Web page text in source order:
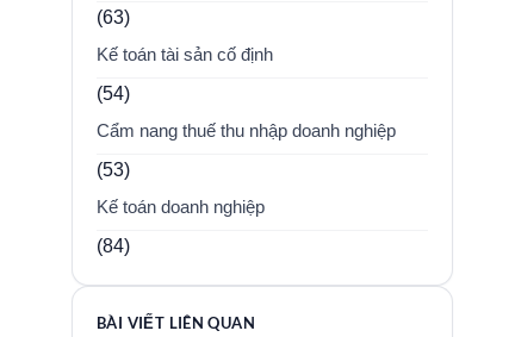
(63)
Kế toán tài sản cố định
(54)
Cẩm nang thuế thu nhập doanh nghiệp
(53)
Kế toán doanh nghiệp
(84)
BÀI VIẾT LIÊN QUAN